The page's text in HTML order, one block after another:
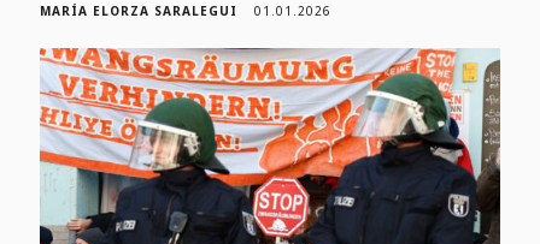
MARÍA ELORZA SARALEGUI 01.01.2026